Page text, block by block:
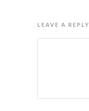
LEAVE A REPLY